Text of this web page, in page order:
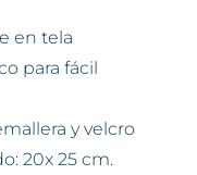
en tela
para fácil
y velcro
20x 25 cm.